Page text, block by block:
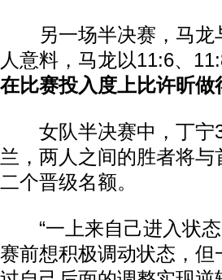
另一场半决赛，马龙
人意料，马龙以11:6、
在比赛投入度上比许昕
女队半决赛中，丁宁3
兰，两人之间的胜者将
二个晋级名额。
“一上来自己进入状态
赛前想积极调动状态，